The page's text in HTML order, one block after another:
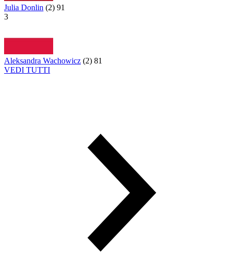
Julia Donlin (2) 91
3
Aleksandra Wachowicz (2) 81
VEDI TUTTI